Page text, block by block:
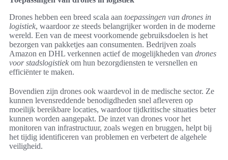
Drones hebben een breed scala aan toepassingen van drones in
logistiek, waardoor ze steeds belangrijker worden in de moderne
wereld. Een van de meest voorkomende gebruiksdoelen is het
bezorgen van pakketjes aan consumenten. Bedrijven zoals
Amazon en DHL verkennen actief de mogelijkheden van drones
voor stadslogistiek om hun bezorgdiensten te versnellen en
efficiënter te maken.
Bovendien zijn drones ook waardevol in de medische sector. Ze
kunnen levensreddende benodigdheden snel afleveren op
moeilijk bereikbare locaties, waardoor tijdkritische situaties beter
kunnen worden aangepakt. De inzet van drones voor het
monitoren van infrastructuur, zoals wegen en bruggen, helpt bij
het tijdig identificeren van problemen en verbetert de algehele
veiligheid.